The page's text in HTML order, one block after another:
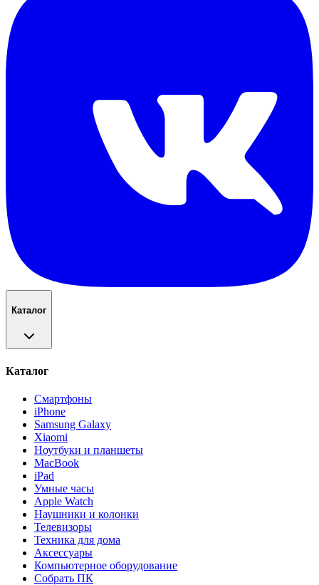
Каталог
Каталог
Смартфоны
iPhone
Samsung Galaxy
Xiaomi
Ноутбуки и планшеты
MacBook
iPad
Умные часы
Apple Watch
Наушники и колонки
Телевизоры
Техника для дома
Аксессуары
Компьютерное оборудование
Собрать ПК